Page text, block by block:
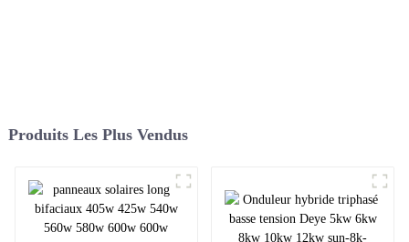
Produits Les Plus Vendus